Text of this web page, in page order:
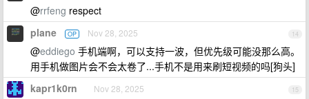
@rrfeng respect
14
plane OP Nov 28, 2025
@eddiego 手机端啊，可以支持一波，但优先级可能没那么高。
用手机做图片会不会太卷了...手机不是用来刷短视频的吗[狗头]
15
kapr1k0rn Nov 28, 2025